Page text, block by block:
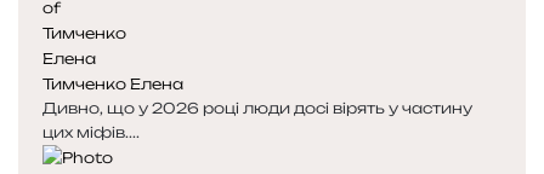
Тимченко Елена
Дивно, що у 2026 році люди досі вірять у частину
цих міфів....